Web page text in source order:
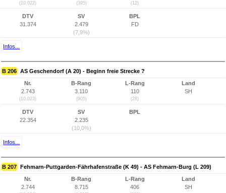
(10.022) (395) (12)
DTV
31.374
SV
2.479
(7,9%)
BPL
FD
Infos...
B 206 AS Geschendorf (A 20) - Beginn freie Strecke ?
Nr.
2.743
(10.023)
B-Rang
3.110
(905)
L-Rang
110
(28)
Land
SH
DTV
22.354
SV
2.235
(10,0%)
BPL
Infos...
B 207 Fehmarn-Puttgarden-Fährhafenstraße (K 49) - AS Fehmarn-Burg (L 209)
Nr.
2.744
B-Rang
8.715
L-Rang
406
Land
SH